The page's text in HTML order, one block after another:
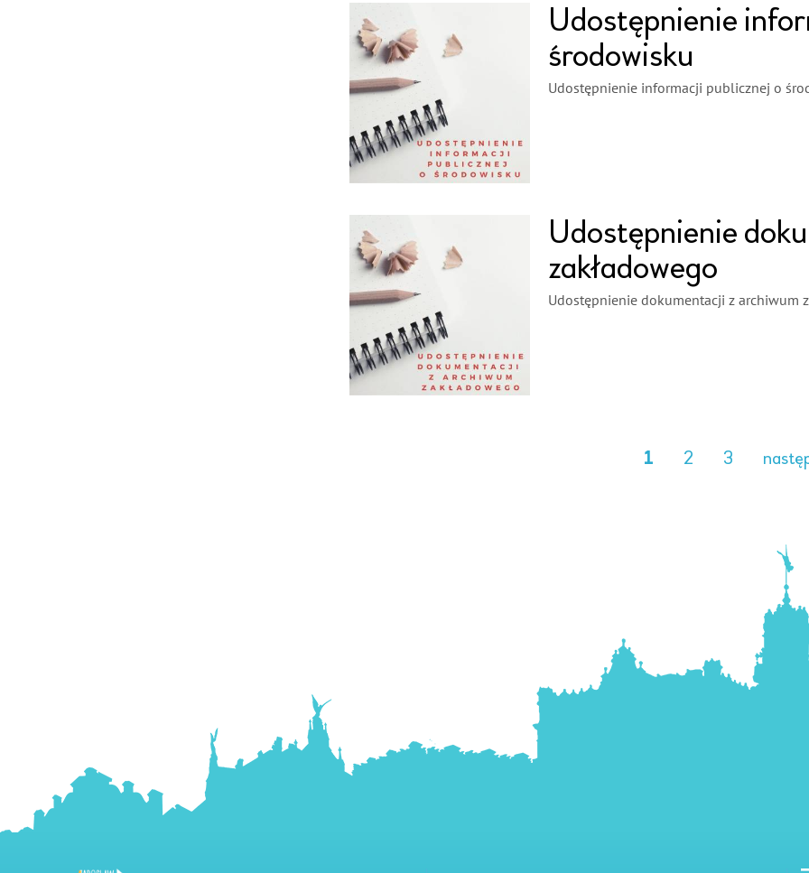
Udostępnienie
środowisku
Udostępnienie informacji publicznej o
Udostępnienie
zakładowego
Udostępnienie dokumentacji z archiwum
1 2 3